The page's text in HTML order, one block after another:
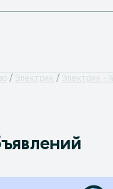
Электрик Электрик -